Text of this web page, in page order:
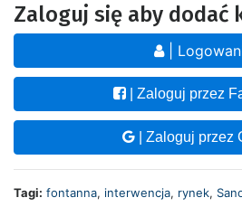
Zaloguj się aby dodać
|
| Zaloguj przez
| Zaloguj przez
Tagi: fontanna, interwencja, rynek,